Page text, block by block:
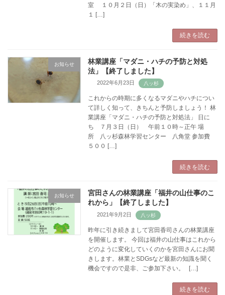
室 １０月２日（日）「木の実染め」、１１月
１ […]
続きを読む
お知らせ
林業講座「マダニ・ハチの予防と対処
法」【終了しました】
2022年6月23日
これからの時期に多くなるマダニやハチについ
て詳しく知って、きちんと予防しましょう！ 林
業講座「マダニ・ハチの予防と対処法」 日に
ち ７月３日（日） 午前１０時～正午 場
所 八ッ杉森林学習センター 八角堂 参加費
５００ […]
続きを読む
お知らせ
宮田さんの林業講座「福井の山仕事のこ
れから」【終了しました】
2021年9月2日
昨年に引き続きまして宮田香司さんの林業講座
を開催します。 今回は福井の山仕事はこれから
どのように変化していくのかを宮田さんにお聞
きします。林業とSDGsなど最新の知識を聞く
機会ですので是非、ご参加下さい。 […]
続きを読む